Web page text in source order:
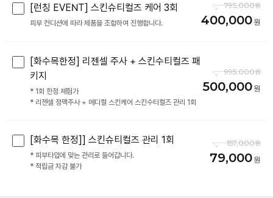
[런칭 EVENT] 스킨슈티컬즈 케어 3회
피부 컨디션에 따라 제품을 조합하여 진행합니다.
795,000
400,000
[화수목한정] 리젠셀 주사 + 스킨수티컬즈 패
키지
* 1회 한정 체험가
* 리젠셀 정맥주사 + 메디컬 스킨케어 스킨수티컬즈 관리 1회
995,000
500,000
[화수목 한정]] 스킨슈티컬즈 관리 1회
* 피부타입에 맞는 관리로 들어갑니다.
* 적립금 차감 불가
157,000
79,000